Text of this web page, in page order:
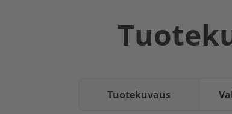
Tuotekuvaus